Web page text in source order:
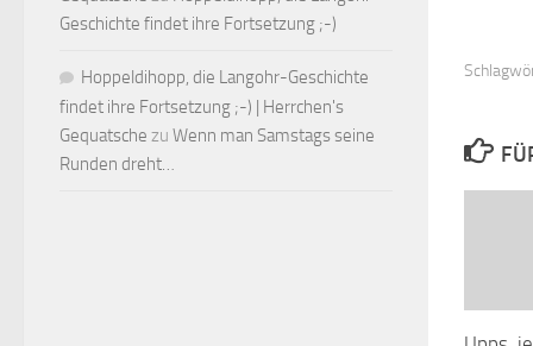
Geschichte findet ihre Fortsetzung ;-)
Hoppeldihopp, die Langohr-Geschichte
findet ihre Fortsetzung ;-) | Herrchen's
Gequatsche zu Wenn man Samstags seine
Runden dreht…